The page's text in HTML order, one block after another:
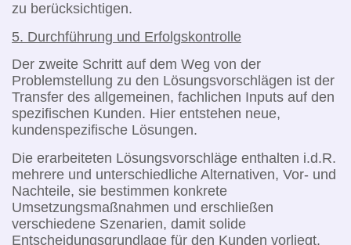
zu berücksichtigen.
5. Durchführung und Erfolgskontrolle
Der zweite Schritt auf dem Weg von der
Problemstellung zu den Lösungsvorschlägen ist der
Transfer des allgemeinen, fachlichen Inputs auf den
spezifischen Kunden. Hier entstehen neue,
kundenspezifische Lösungen.
Die erarbeiteten Lösungsvorschläge enthalten i.d.R.
mehrere und unterschiedliche Alternativen, Vor- und
Nachteile, sie bestimmen konkrete
Umsetzungsmaßnahmen und erschließen
verschiedene Szenarien, damit solide
Entscheidungsgrundlage für den Kunden vorliegt.